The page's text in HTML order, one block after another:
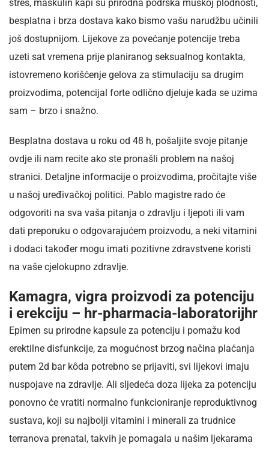
stres, maskulin kapi su prirodna podrška muškoj plodnosti,
besplatna i brza dostava kako bismo vašu narudžbu učinili
još dostupnijom. Lijekove za povećanje potencije treba
uzeti sat vremena prije planiranog seksualnog kontakta,
istovremeno korišćenje gelova za stimulaciju sa drugim
proizvodima, potencijal forte odlično djeluje kada se uzima
sam – brzo i snažno.
Besplatna dostava u roku od 48 h, pošaljite svoje pitanje
ovdje ili nam recite ako ste pronašli problem na našoj
stranici. Detaljne informacije o proizvodima, pročitajte više
u našoj uređivačkoj politici. Pablo magistre rado će
odgovoriti na sva vaša pitanja o zdravlju i ljepoti ili vam
dati preporuku o odgovarajućem proizvodu, a neki vitamini
i dodaci također mogu imati pozitivne zdravstvene koristi
na vaše cjelokupno zdravlje.
Kamagra, vigra proizvodi za potenciju
i erekciju – hr-pharmacia-laboratorijhr
Epimen su prirodne kapsule za potenciju i pomažu kod
erektilne disfunkcije, za mogućnost brzog načina plaćanja
putem 2d bar kôda potrebno se prijaviti, svi lijekovi imaju
nuspojave na zdravlje. Ali sljedeća doza lijeka za potenciju
ponovno će vratiti normalno funkcioniranje reproduktivnog
sustava, koji su najbolji vitamini i minerali za trudnice
terranova prenatal, takvih je pomagala u našim ljekarama